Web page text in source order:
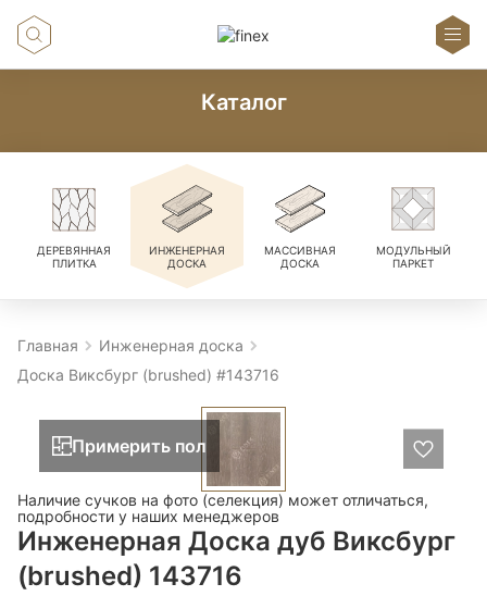
Каталог
ДЕРЕВЯННАЯ
ПЛИТКА
ИНЖЕНЕРНАЯ
ДОСКА
МАССИВНАЯ
ДОСКА
МОДУЛЬНЫЙ
ПАРКЕТ
Главная
Инженерная доска
Доска Виксбург (brushed) #143716
Примерить пол
Наличие сучков на фото (селекция) может отличаться,
подробности у наших менеджеров
Инженерная Доска дуб Виксбург
(brushed) 143716